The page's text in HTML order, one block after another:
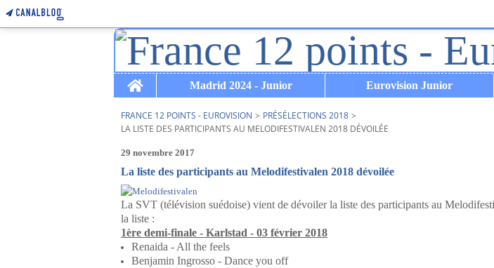
Home
Madrid 2024 - Junior Eurovision Junior
FRANCE 12 POINTS - EUROVISION > PRÉSÉLECTIONS 2018 >
LA LISTE DES PARTICIPANTS AU MELODIFESTIVALEN 2018 DÉVOILÉE
29 novembre 2017
La liste des participants au Melodifestivalen 2018 dévoilée
La SVT (télévision suédoise) vient de dévoiler la liste des participants au
la liste :
1ère demi-finale - Karlstad - 03 février 2018
Renaida - All the feels
Benjamin Ingrosso - Dance you off